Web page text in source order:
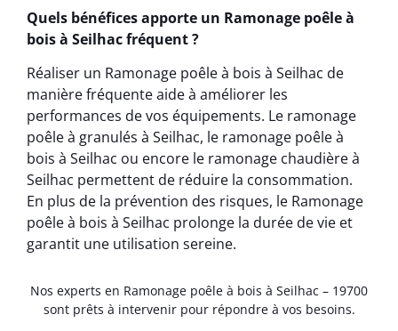
Quels bénéfices apporte un Ramonage poêle à
bois à Seilhac fréquent ?
Réaliser un Ramonage poêle à bois à Seilhac de
manière fréquente aide à améliorer les
performances de vos équipements. Le ramonage
poêle à granulés à Seilhac, le ramonage poêle à
bois à Seilhac ou encore le ramonage chaudière à
Seilhac permettent de réduire la consommation.
En plus de la prévention des risques, le Ramonage
poêle à bois à Seilhac prolonge la durée de vie et
garantit une utilisation sereine.
Nos experts en Ramonage poêle à bois à Seilhac – 19700
sont prêts à intervenir pour répondre à vos besoins.